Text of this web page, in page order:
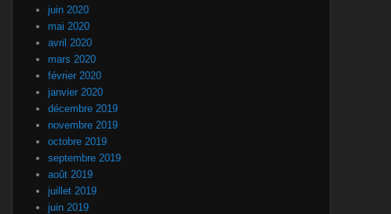
juin 2020
mai 2020
avril 2020
mars 2020
février 2020
janvier 2020
décembre 2019
novembre 2019
octobre 2019
septembre 2019
août 2019
juillet 2019
juin 2019